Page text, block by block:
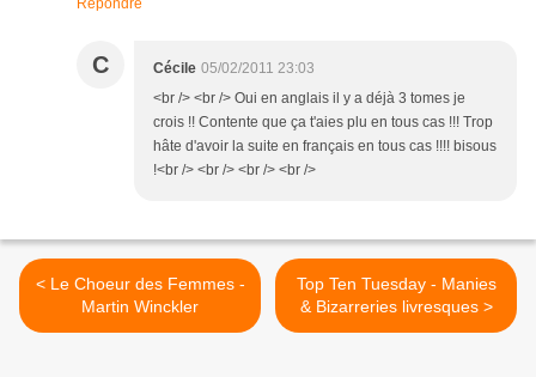
Répondre
C Cécile 05/02/2011 23:03
<br /> <br /> Oui en anglais il y a déjà 3 tomes je
crois !! Contente que ça t'aies plu en tous cas !!! Trop
hâte d'avoir la suite en français en tous cas !!!! bisous
!<br /> <br /> <br /> <br />
< Le Choeur des Femmes -
Martin Winckler
Top Ten Tuesday - Manies
& Bizarreries livresques >